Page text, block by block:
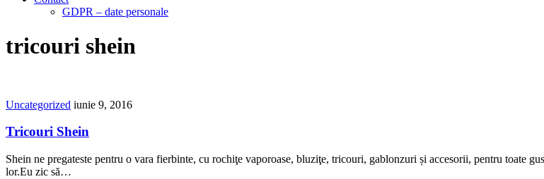
GDPR – date personale
tricouri shein
Uncategorized iunie 9, 2016
Tricouri Shein
Shein ne pregateste pentru o vara fierbinte, cu rochiţe vaporoase, bluziţe, tricouri, gablonzuri și accesorii, pentru toate
lor.Eu zic să…